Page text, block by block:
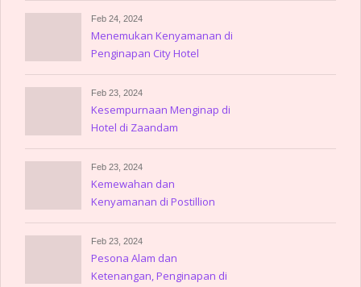
Feb 24, 2024
Menemukan Kenyamanan di
Penginapan City Hotel
Feb 23, 2024
Kesempurnaan Menginap di
Hotel di Zaandam
Feb 23, 2024
Kemewahan dan
Kenyamanan di Postillion
Feb 23, 2024
Pesona Alam dan
Ketenangan, Penginapan di